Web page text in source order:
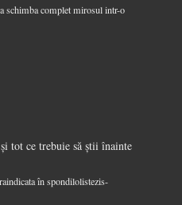
schimba complet mirosul intr-o
tot ce trebuie să știi înainte
în spondilolistezis-